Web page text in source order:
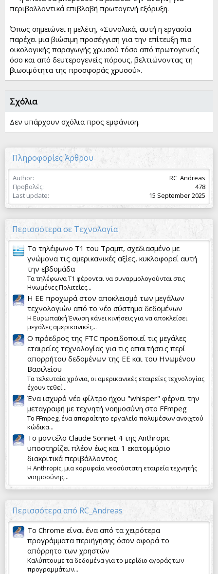
περιβαλλοντικά επιβλαβή πρωτογενή εξόρυξη.
Όπως σημειώνει η μελέτη, «Συνολικά, αυτή η εργασία
παρέχει μια βιώσιμη προσέγγιση για την επίτευξη πιο
οικολογικής παραγωγής χρυσού τόσο από πρωτογενείς
όσο και από δευτερογενείς πόρους, βελτιώνοντας τη
βιωσιμότητα της προσφοράς χρυσού».
Σχόλια
Δεν υπάρχουν σχόλια προς εμφάνιση.
Πληροφορίες Άρθρου
Author
RC_Andreas
Προβολές
478
Last update
15 September 2025
Περισσότερα σε Τεχνολογία
Το τηλέφωνο T1 του Τραμπ, σχεδιασμένο με
γνώμονα τις αμερικανικές αξίες, κυκλοφορεί αυτή
την εβδομάδα
Τα τηλέφωνα T1 φέρονται να συναρμολογούνται στις
Ηνωμένες Πολιτείες...
Η ΕΕ προχωρά στον αποκλεισμό των μεγάλων
τεχνολογιών από το νέο σύστημα δεδομένων
Η Ευρωπαϊκή Ένωση κάνει κινήσεις για να αποκλείσει
μεγάλες αμερικανικές...
Ο πρόεδρος της FTC προειδοποιεί τις μεγάλες
εταιρείες τεχνολογίας για τις απαιτήσεις περί
απορρήτου δεδομένων της ΕΕ και του Ηνωμένου
Βασιλείου
Τα τελευταία χρόνια, οι αμερικανικές εταιρείες τεχνολογίας
έχουν τεθεί...
Ένα ισχυρό νέο φίλτρο ήχου "whisper" φέρνει την
μεταγραφή με τεχνητή νοημοσύνη στο FFmpeg
Το FFmpeg, ένα απαραίτητο εργαλείο πολυμέσων ανοιχτού
κώδικα...
Το μοντέλο Claude Sonnet 4 της Anthropic
υποστηρίζει πλέον έως και 1 εκατομμύριο
διακριτικά περιβάλλοντος
Η Anthropic, μια κορυφαία νεοσύστατη εταιρεία τεχνητής
νοημοσύνης...
Περισσότερα από RC_Andreas
Το Chrome είναι ένα από τα χειρότερα
προγράμματα περιήγησης όσον αφορά το
απόρρητο των χρηστών
Καλύπτουμε τα δεδομένα για το μερίδιο αγοράς των
προγραμμάτων...